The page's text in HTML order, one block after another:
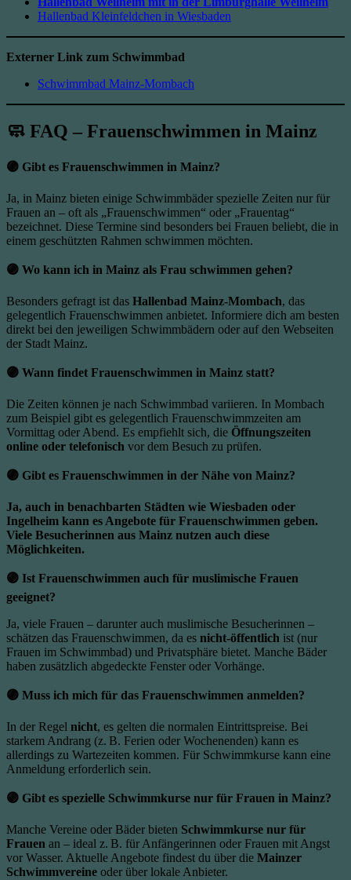
Hallenbad Kleinfeldchen in Wiesbaden
Externer Link zum Schwimmbad
Schwimmbad Mainz-Mombach
🧼 FAQ – Frauenschwimmen in Mainz
🟣 Gibt es Frauenschwimmen in Mainz?
Ja, in Mainz bieten einige Schwimmbäder spezielle Zeiten nur für
Frauen an – oft als „Frauenschwimmen“ oder „Frauentag“
bezeichnet. Diese Termine sind besonders bei Frauen beliebt, die in
einem geschützten Rahmen schwimmen möchten.
🟣 Wo kann ich in Mainz als Frau schwimmen gehen?
Besonders gefragt ist das Hallenbad Mainz-Mombach, das
gelegentlich Frauenschwimmen anbietet. Informiere dich am besten
direkt bei den jeweiligen Schwimmbädern oder auf den Webseiten
der Stadt Mainz.
🟣 Wann findet Frauenschwimmen in Mainz statt?
Die Zeiten können je nach Schwimmbad variieren. In Mombach
zum Beispiel gibt es gelegentlich Frauenschwimmzeiten am
Vormittag oder Abend. Es empfiehlt sich, die Öffnungszeiten
online oder telefonisch vor dem Besuch zu prüfen.
🟣 Gibt es Frauenschwimmen in der Nähe von Mainz?
Ja, auch in benachbarten Städten wie Wiesbaden oder
Ingelheim kann es Angebote für Frauenschwimmen geben.
Viele Besucherinnen aus Mainz nutzen auch diese
Möglichkeiten.
🟣 Ist Frauenschwimmen auch für muslimische Frauen
geeignet?
Ja, viele Frauen – darunter auch muslimische Besucherinnen –
schätzen das Frauenschwimmen, da es nicht-öffentlich ist (nur
Frauen im Schwimmbad) und Privatsphäre bietet. Manche Bäder
haben zusätzlich abgedeckte Fenster oder Vorhänge.
🟣 Muss ich mich für das Frauenschwimmen anmelden?
In der Regel nicht, es gelten die normalen Eintrittspreise. Bei
starkem Andrang (z. B. Ferien oder Wochenenden) kann es
allerdings zu Wartezeiten kommen. Für Schwimmkurse kann eine
Anmeldung erforderlich sein.
🟣 Gibt es spezielle Schwimmkurse nur für Frauen in Mainz?
Manche Vereine oder Bäder bieten Schwimmkurse nur für
Frauen an – ideal z. B. für Anfängerinnen oder Frauen mit Angst
vor Wasser. Aktuelle Angebote findest du über die Mainzer
Schwimmvereine oder über lokale Anbieter.